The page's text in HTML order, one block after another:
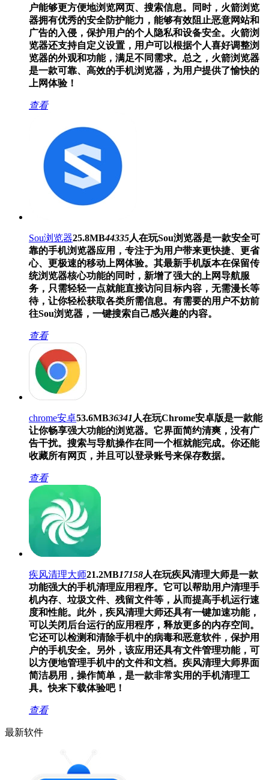
户能够更方便地浏览网页、搜索信息。同时，火箭浏览
器拥有优秀的安全防护能力，能够有效阻止恶意网站和
广告的入侵，保护用户的个人隐私和设备安全。火箭浏
览器还支持自定义设置，用户可以根据个人喜好调整浏
览器的外观和功能，满足不同需求。总之，火箭浏览器
是一款可靠、高效的手机浏览器，为用户提供了愉快的
上网体验！
查看
Sou浏览器25.8MB44335人在玩Sou浏览器是一款安全可
靠的手机浏览器应用，专注于为用户带来更快捷、更省
心、更极速的移动上网体验。其最新手机版本在保留传
统浏览器核心功能的同时，新增了强大的上网导航服
务，只需轻轻一点就能直接访问目标内容，无需漫长等
待，让你轻松获取各类所需信息。有需要的用户不妨前
往Sou浏览器，一键搜索自己感兴趣的内容。
查看
chrome安卓53.6MB36341 人在玩Chrome安卓版是一款能
让你畅享强大功能的浏览器。它界面简约清爽，没有广
告干扰。搜索与导航操作在同一个框就能完成。你还能
收藏所有网页，并且可以登录账号来保存数据。
查看
疾风清理大师21.2MB17158人在玩疾风清理大师是一款
功能强大的手机清理应用程序。它可以帮助用户清理手
机内存、垃圾文件、残留文件等，从而提高手机运行速
度和性能。此外，疾风清理大师还具有一键加速功能，
可以关闭后台运行的应用程序，释放更多的内存空间。
它还可以检测和清除手机中的病毒和恶意软件，保护用
户的手机安全。另外，该应用还具有文件管理功能，可
以方便地管理手机中的文件和文档。疾风清理大师界面
简洁易用，操作简单，是一款非常实用的手机清理工
具。快来下载体验吧！
查看
最新软件